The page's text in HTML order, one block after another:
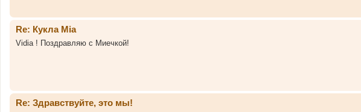
Re: Кукла Mia
Vidia ! Поздравляю с Миечкой!
Re: Здравствуйте, это мы!